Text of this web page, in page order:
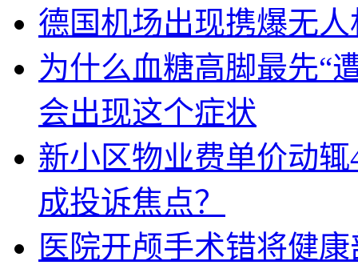
德国机场出现携爆无
为什么血糖高脚最先“
会出现这个症状
新小区物业费单价动
成投诉焦点？
医院开颅手术错将健